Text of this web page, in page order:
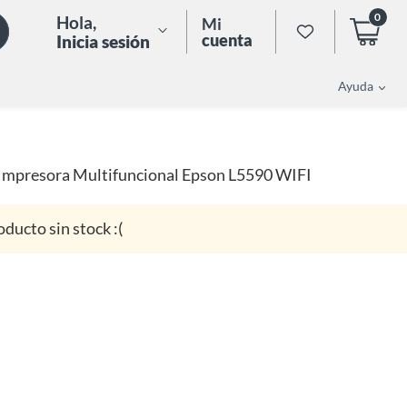
Hola,
Inicia sesión
Mi
cuenta
0
Ayuda
Multifuncional Epson L5590 WIFI
sin stock :(